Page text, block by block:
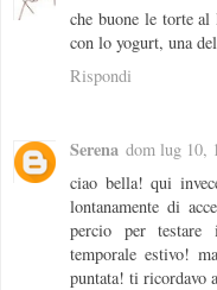
che buone le torte
con lo yogurt, una
Rispondi
Serena dom lug 10,
ciao bella! qui
lontanamente di
percio per testare
temporale estivo!
puntata! ti ricordavo